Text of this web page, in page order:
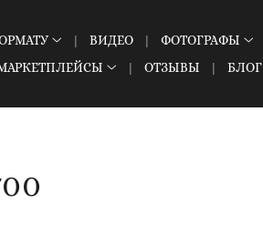
ВИДЕО ФОТОГРАФЫ
ОТЗЫВЫ БЛОГ